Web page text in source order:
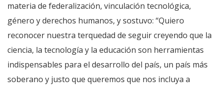
materia de federalización, vinculación tecnológica,
género y derechos humanos, y sostuvo: “Quiero
reconocer nuestra terquedad de seguir creyendo que la
ciencia, la tecnología y la educación son herramientas
indispensables para el desarrollo del país, un país más
soberano y justo que queremos que nos incluya a